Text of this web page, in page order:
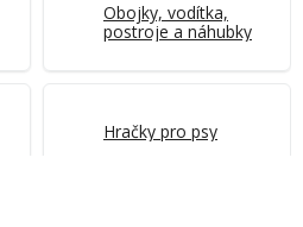
Obojky, vodítka,
postroje a náhubky
Hračky pro psy